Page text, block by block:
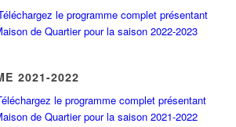
le programme complet présentant
de Quartier pour la saison 2022-2023
2021-2022
le programme complet présentant
de Quartier pour la saison 2021-2022